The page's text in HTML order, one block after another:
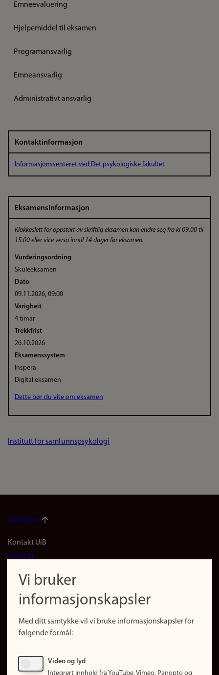
Emneevaluering
Hjelpemiddel til eksamen
Programansvarlig
Emneansvarlig
Administrativt ansvarlig
Kontaktinformasjon
Informasjonssenteret ved Det psykologiske fakultet
Eksamensinformasjon
Klokkeslett for oppstart av skriftlig eksamen kan endre seg fra kl 09.00 til
15.00 eller vice versa inntil 14 dager før eksamen.
Vurderingsordning
Skuleeksamen
Dato
09.11.2026, 09:00
Varigheit
4 timar
Trekkfrist
26.10.2026
Eksamenssystem
Inspera
Digital eksamen
Dette bør du vite om eksamen
Institutt for samfunnspsykologi
Til toppen
Footer
(no)
Kontakt UiB
Kontakt
Finn forsker
Presse
Finn studier
Ledige stillinger
Vi bruker
informasjonskapsler
Med ditt samtykke vil vi bruke informasjonskapsler for
følgende formål:
Video og lyd
Integrert innhold fra YouTube, Vimeo, Panopto og